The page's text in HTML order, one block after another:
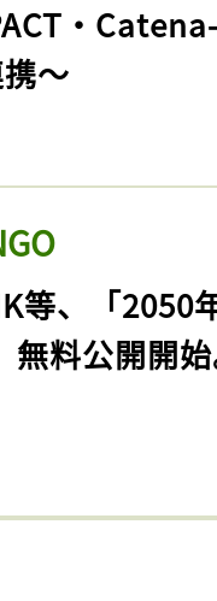
・
〜
等、「2050
無料公開開